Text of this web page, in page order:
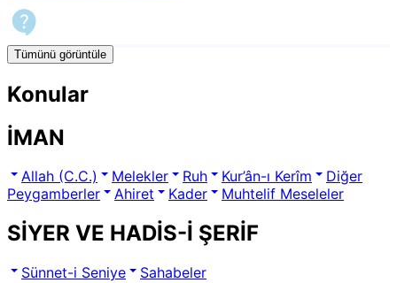
Tümünü görüntüle
Konular
İMAN
Allah (C.C.) Melekler Ruh Kur’ân-ı Kerîm
Diğer
Peygamberler
Ahiret Kader Muhtelif Meseleler
SİYER VE HADİS-İ ŞERİF
Sünnet-i Seniye Sahabeler